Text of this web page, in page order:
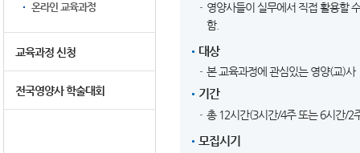
온라인 교육과정
교육과정 신청
전국영양사 학술대회
영양사들이 실무에서 직접 활용할
함.
대상
본 교육과정에 관심있는 영양(교)사
기간
총 12시간(3시간/4주 또는 6시간/2
모집시기